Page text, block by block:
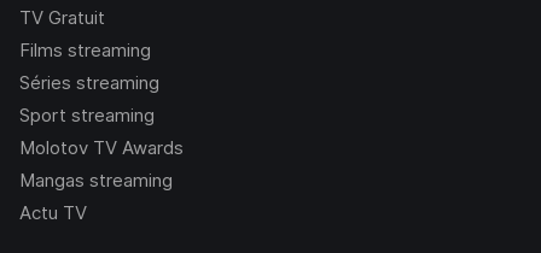
TV Gratuit
Films streaming
Séries streaming
Sport streaming
Molotov TV Awards
Mangas streaming
Actu TV